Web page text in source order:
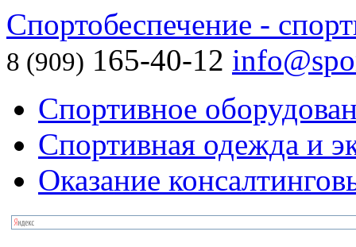
Спортобеспечение -
8 (909) 165-40-12
Спортивное
Спортивная одежда и
Оказание